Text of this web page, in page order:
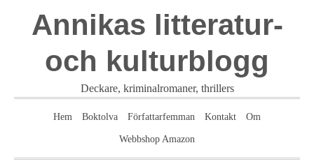
Annikas litteratur-
och kulturblogg
Deckare, kriminalromaner, thrillers
Hem Boktolva Författarfemman Kontakt Om
Webbshop Amazon